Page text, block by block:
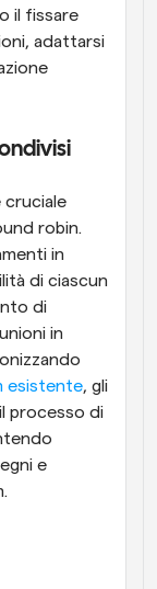
il fissare
adattarsi
cruciale
robin.
in
di ciascun
di
in
esistente, gli
processo di
e